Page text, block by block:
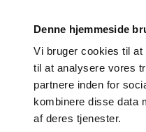
Denne hjemmeside
Vi bruger cookies til
til at analysere vores
partnere inden for
kombinere disse data
af deres tjenester.
Godkendelse og